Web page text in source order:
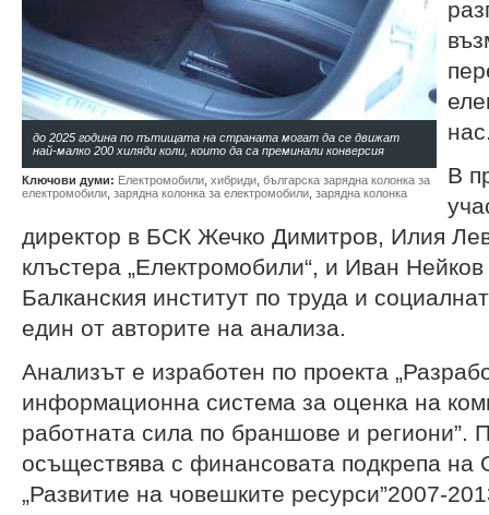
до 2025 година по пътищата на страната могат да се движат
най-малко 200 хиляди коли, които да са преминали конверсия
Ключови думи: Електромобили хибриди българска зарядна колонка за
електромобили зарядна колонка за електромобили зарядна колонка
В
директор в БСК Жечко Димитров, Илия
клъстера „Електромобили“, и Иван
Балканския институт по труда и
един от авторите на анализа.
Анализът е изработен по проекта
информационна система за оценка на
работната сила по браншове и региони”.
осъществява с финансовата подкрепа на
„Развитие на човешките ресурси”2007-